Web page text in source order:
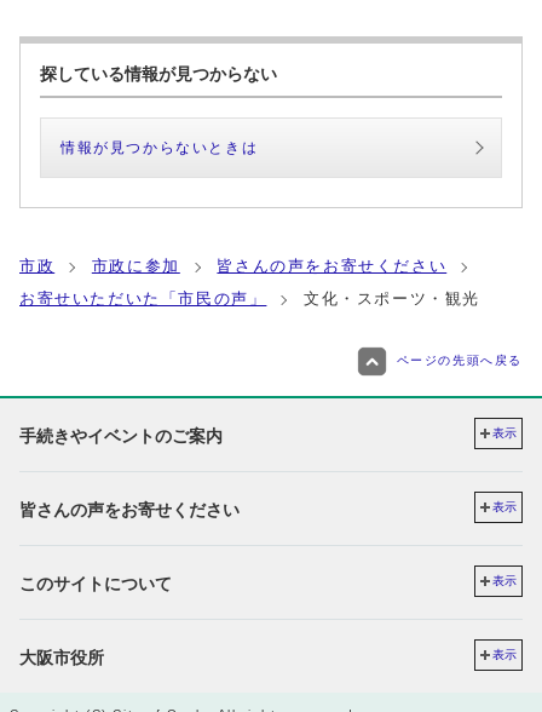
探している情報が見つからない
情報が見つからないときは
市政 市政に参加
皆さんの声をお寄せください
お寄せいただいた「市民の声」
文化・スポーツ・観光
ページの先頭へ戻る
手続きやイベントのご案内 表示
皆さんの声をお寄せください 表示
このサイトについて 表示
大阪市役所 表示